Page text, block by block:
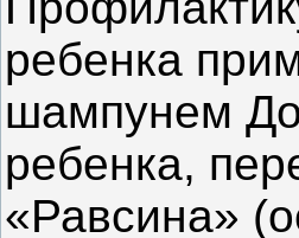
ребенка
шампунем
ребенка,
«Равсина»